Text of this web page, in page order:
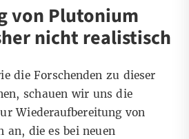
von Plutonium
nicht realistisch
die Forschenden zu dieser
schauen wir uns die
Wiederaufbereitung von
an, die es bei neuen